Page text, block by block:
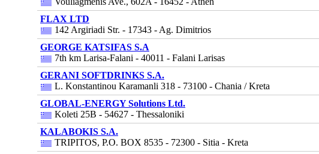
FLAX LTD
142 Argiriadi Str. - 17343 - Ag. Dimitrios
GEORGE KATSIFAS S.A
7th km Larisa-Falani - 40011 - Falani Larisas
GERANI SOFTDRINKS S.A.
L. Konstantinou Karamanli 318 - 73100 - Chania / Kreta
GLOBAL-ENERGY Solutions Ltd.
Koleti 25B - 54627 - Thessaloniki
KALABOKIS S.A.
TRIPITOS, P.O. BOX 8535 - 72300 - Sitia - Kreta